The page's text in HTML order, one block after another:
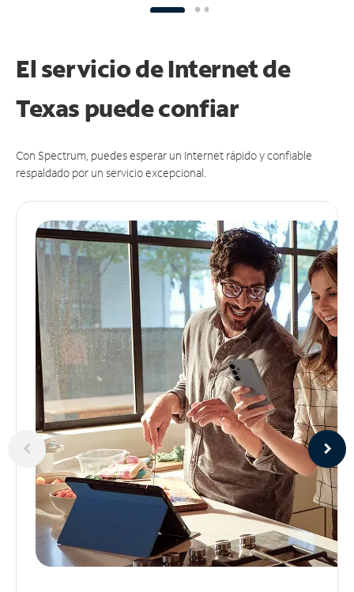
El servicio de Internet de
Texas puedeconfiar
Con Spectrum, puedes esperar un Internet rápido y confiable
respaldado por un servicio excepcional.